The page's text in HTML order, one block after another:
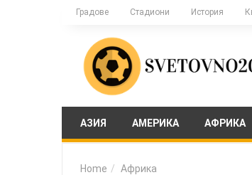
Градове Стадиони История
АЗИЯ АМЕРИКА АФРИКА
Home Африка